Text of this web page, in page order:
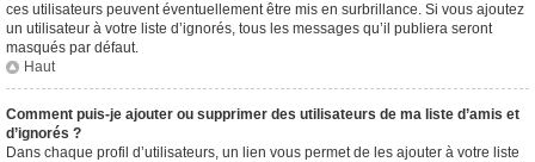
ces utilisateurs peuvent éventuellement être mis en surbrillance. Si vous ajoutez
un utilisateur à votre liste d’ignorés, tous les messages qu’il publiera seront
masqués par défaut.
Haut
Comment puis-je ajouter ou supprimer des utilisateurs de ma liste d’amis et
d’ignorés ?
Dans chaque profil d’utilisateurs, un lien vous permet de les ajouter à votre liste